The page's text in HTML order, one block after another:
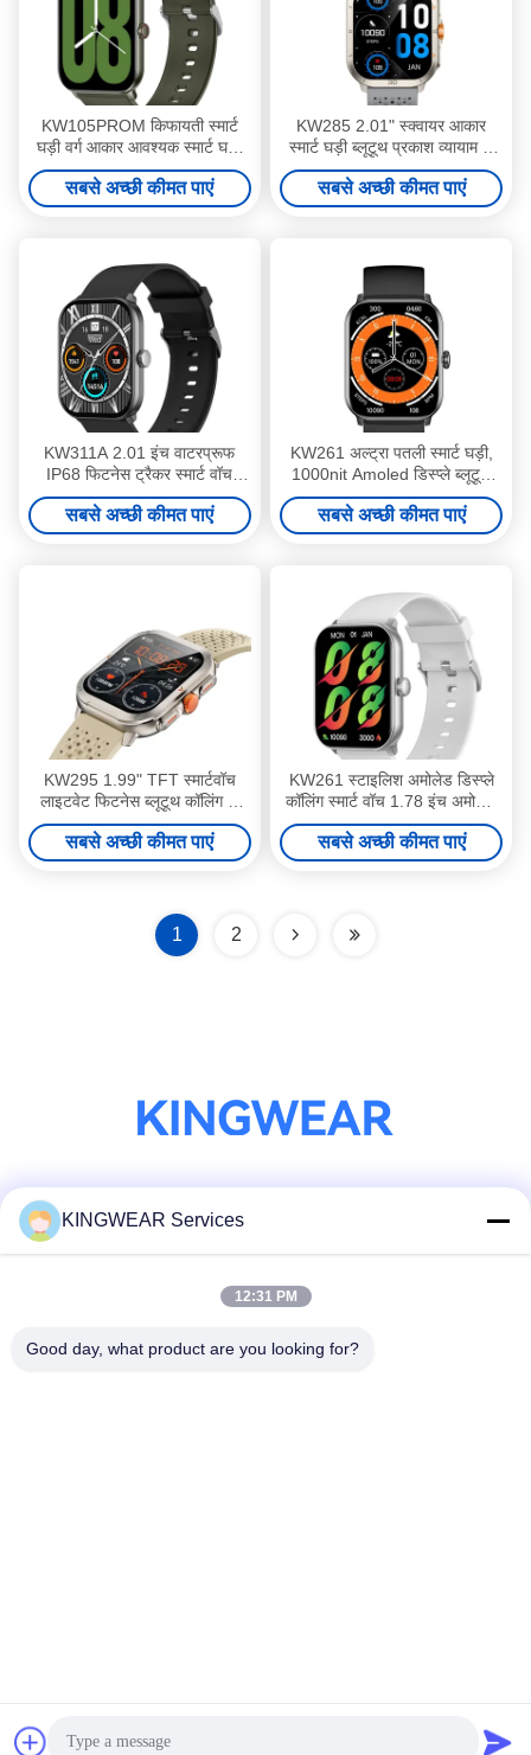
KW105PROM किफायती स्मार्ट
घड़ी वर्ग आकार आवश्यक स्मार्ट घड़ी
IP68 जलरोधक
सबसे अच्छी कीमत पाएं
KW285 2.01" स्क्वायर आकार
स्मार्ट घड़ी ब्लूटूथ प्रकाश व्यायाम के
लिए कॉल
सबसे अच्छी कीमत पाएं
KW311A 2.01 इंच वाटरप्रूफ
IP68 फिटनेस ट्रैकर स्मार्ट वॉच
स्क्वायर आकार
सबसे अच्छी कीमत पाएं
KW261 अल्ट्रा पतली स्मार्ट घड़ी,
1000nit Amoled डिस्प्ले ब्लूटूथ
कॉलिंग के साथ स्मार्ट घड़ी
सबसे अच्छी कीमत पाएं
KW295 1.99" TFT स्मार्टवॉच
लाइटवेट फिटनेस ब्लूटूथ कॉलिंग के
साथ स्मार्टवॉच
सबसे अच्छी कीमत पाएं
KW261 स्टाइलिश अमोलेड डिस्प्ले
कॉलिंग स्मार्ट वॉच 1.78 इंच अमोलेड
स्मार्ट वॉच
सबसे अच्छी कीमत पाएं
1 2
सोशल मीडिया
टेलीफोन
Shenzhen Kingwear Technology Development Co., Ltd सभी अधिकार
KINGWEAR Services
12:31 PM
Good day, what product are you looking for?